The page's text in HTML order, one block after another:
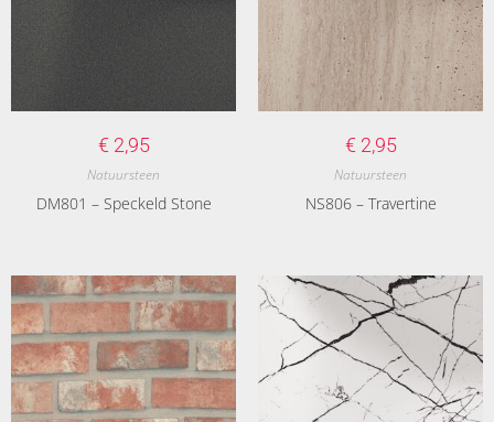
€ 2,95
Natuursteen
DM801 – Speckeld Stone
€ 2,95
Natuursteen
NS806 – Travertine